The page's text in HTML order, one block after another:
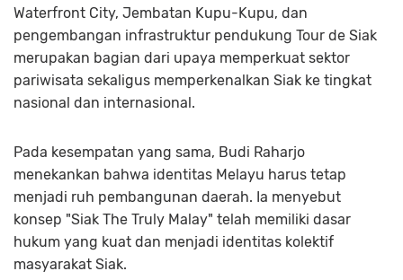
Waterfront City, Jembatan Kupu-Kupu, dan
pengembangan infrastruktur pendukung Tour de Siak
merupakan bagian dari upaya memperkuat sektor
pariwisata sekaligus memperkenalkan Siak ke tingkat
nasional dan internasional.
Pada kesempatan yang sama, Budi Raharjo
menekankan bahwa identitas Melayu harus tetap
menjadi ruh pembangunan daerah. Ia menyebut
konsep "Siak The Truly Malay" telah memiliki dasar
hukum yang kuat dan menjadi identitas kolektif
masyarakat Siak.